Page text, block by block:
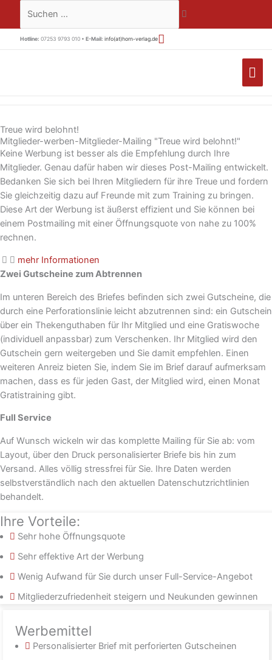
springen
Suchen …
Hotline: 07253 9793 010 • E-Mail: info(at)horn-verlag.de
Treue wird belohnt!
Mitglieder-werben-Mitglieder-Mailing "Treue wird belohnt!"
Keine Werbung ist besser als die Empfehlung durch Ihre
Mitglieder. Genau dafür haben wir dieses Post-Mailing entwickelt.
Bedanken Sie sich bei Ihren Mitgliedern für ihre Treue und fordern
Sie gleichzeitig dazu auf Freunde mit zum Training zu bringen.
Diese Art der Werbung ist äußerst effizient und Sie können bei
einem Postmailing mit einer Öffnungsquote von nahe zu 100%
rechnen.
mehr Informationen
Zwei Gutscheine zum Abtrennen
Im unteren Bereich des Briefes befinden sich zwei Gutscheine, die
durch eine Perforationslinie leicht abzutrennen sind: ein Gutschein
über ein Thekenguthaben für Ihr Mitglied und eine Gratiswoche
(individuell anpassbar) zum Verschenken. Ihr Mitglied wird den
Gutschein gern weitergeben und Sie damit empfehlen. Einen
weiteren Anreiz bieten Sie, indem Sie im Brief darauf aufmerksam
machen, dass es für jeden Gast, der Mitglied wird, einen Monat
Gratistraining gibt.
Full Service
Auf Wunsch wickeln wir das komplette Mailing für Sie ab: vom
Layout, über den Druck personalisierter Briefe bis hin zum
Versand. Alles völlig stressfrei für Sie. Ihre Daten werden
selbstverständlich nach den aktuellen Datenschutzrichtlinien
behandelt.
Ihre Vorteile:
Sehr hohe Öffnungsquote
Sehr effektive Art der Werbung
Wenig Aufwand für Sie durch unser Full-Service-Angebot
Mitgliederzufriedenheit steigern und Neukunden gewinnen
Werbemittel
Personalisierter Brief mit perforierten Gutscheinen